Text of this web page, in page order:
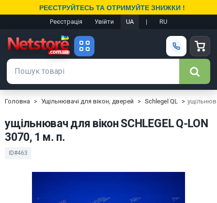
РЕЄСТРУЙТЕСЬ ТА ОТРИМУЙТЕ ЗНИЖКИ !
Реєстрація Увійти UA | RU
Головна Ущільнювачі для вікон, дверей Schlegel QL
ущільнювач для вікон SCHLEGEL Q-LON
3070, 1 м. п.
ID#463